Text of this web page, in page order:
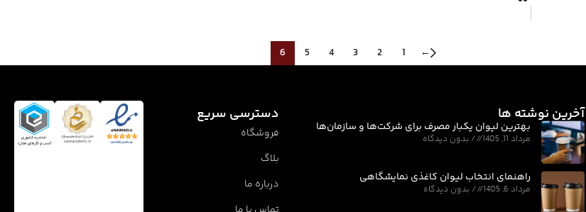
←
1
2
3
4
5
6
آخرین نوشته ها
بهترین لیوان یکبار مصرف برای شرکت‌ها و سازمان‌ها
مرداد 11, 1405 بدون دیدگاه
راهنمای انتخاب لیوان کاغذی نمایشگاهی
مرداد 6, 1405 بدون دیدگاه
دسترسی سریع
فروشگاه
بلاگ
درباره ما